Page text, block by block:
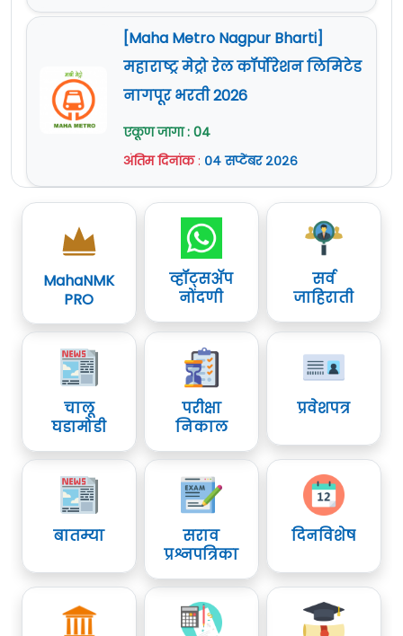
[Maha Metro Nagpur Bharti]
महाराष्ट्र मेट्रो रेल कॉर्पोरेशन लिमिटेड
नागपूर भरती 2026
एकूण जागा : 04
अंतिम दिनांक: ०४ सप्टेंबर २०२६
MahaNMK
PRO
व्हॉट्सॲप
नोंदणी
सर्व
जाहिराती
चालू
घडामोडी
परीक्षा
निकाल
प्रवेशपत्र
बातम्या
सराव
प्रश्नपत्रिका
दिनविशेष